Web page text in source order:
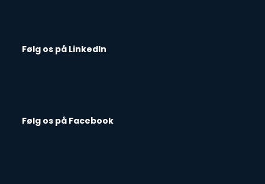
Følg os på LinkedIn
Følg os på Facebook